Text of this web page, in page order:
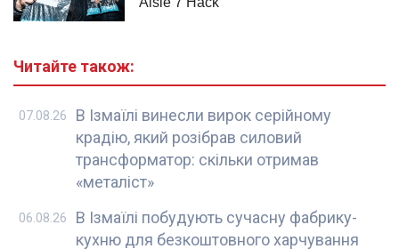
Читайте також:
В Ізмаїлі винесли вирок серійному
крадію, який розібрав силовий
трансформатор: скільки отримав
«металіст»
07.08.26
В Ізмаїлі побудують сучасну фабрику-
кухню для безкоштовного харчування
06.08.26